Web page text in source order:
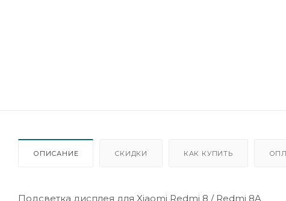
ОПИСАНИЕ СКИДКИ КАК КУПИТЬ
Подсветка дисплея для Xiaomi Redmi 8 / Redmi 8A